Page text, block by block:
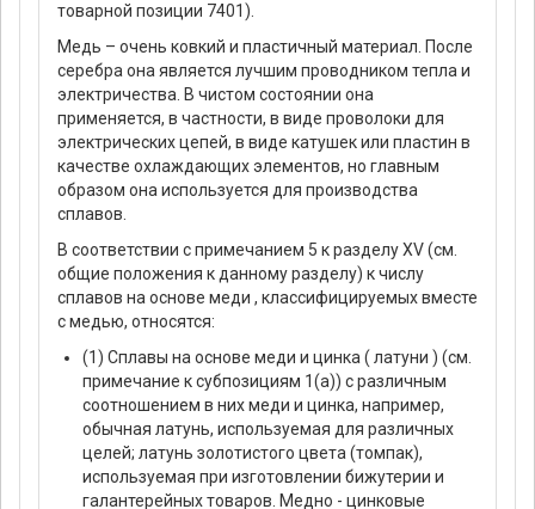
товарной позиции 7401).
Медь – очень ковкий и пластичный материал. После
серебра она является лучшим проводником тепла и
электричества. В чистом состоянии она
применяется, в частности, в виде проволоки для
электрических цепей, в виде катушек или пластин в
качестве охлаждающих элементов, но главным
образом она используется для производства
сплавов.
В соответствии с примечанием 5 к разделу XV (см.
общие положения к данному разделу) к числу
сплавов на основе меди , классифицируемых вместе
с медью, относятся:
(1) Сплавы на основе меди и цинка ( латуни ) (см.
примечание к субпозициям 1(а)) с различным
соотношением в них меди и цинка, например,
обычная латунь, используемая для различных
целей; латунь золотистого цвета (томпак),
используемая при изготовлении бижутерии и
галантерейных товаров. Медно - цинковые